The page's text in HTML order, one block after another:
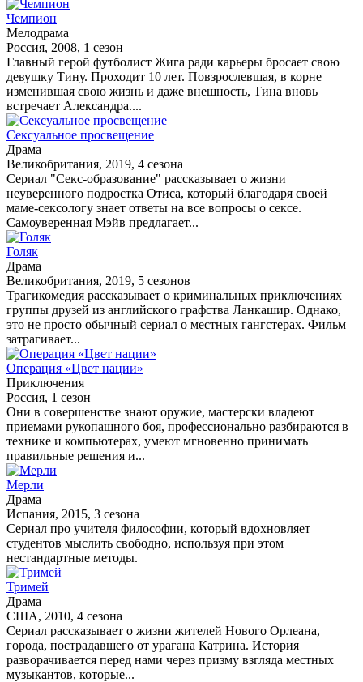
Чемпион
Мелодрама
Россия, 2008, 1 сезон
Главный герой футболист Жига ради карьеры бросает свою
девушку Тину. Проходит 10 лет. Повзрослевшая, в корне
изменившая свою жизнь и даже внешность, Тина вновь
встречает Александра....
Сексуальное просвещение
Драма
Великобритания, 2019, 4 сезона
Сериал "Секс-образование" рассказывает о жизни
неуверенного подростка Отиса, который благодаря своей
маме-сексологу знает ответы на все вопросы о сексе.
Самоуверенная Мэйв предлагает...
Голяк
Драма
Великобритания, 2019, 5 сезонов
Трагикомедия рассказывает о криминальных приключениях
группы друзей из английского графства Ланкашир. Однако,
это не просто обычный сериал о местных гангстерах. Фильм
затрагивает...
Операция «Цвет нации»
Приключения
Россия, 1 сезон
Они в совершенстве знают оружие, мастерски владеют
приемами рукопашного боя, профессионально разбираются в
технике и компьютерах, умеют мгновенно принимать
правильные решения и...
Мерли
Драма
Испания, 2015, 3 сезона
Сериал про учителя философии, который вдохновляет
студентов мыслить свободно, используя при этом
нестандартные методы.
Тримей
Драма
США, 2010, 4 сезона
Сериал рассказывает о жизни жителей Нового Орлеана,
города, пострадавшего от урагана Катрина. История
разворачивается перед нами через призму взгляда местных
музыкантов, которые...